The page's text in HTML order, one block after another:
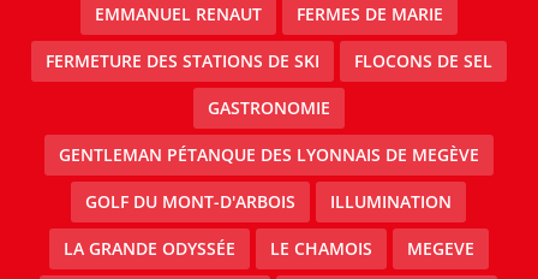
EMMANUEL RENAUT FERMES DE MARIE
FERMETURE DES STATIONS DE SKI FLOCONS DE SEL
GASTRONOMIE
GENTLEMAN PÉTANQUE DES LYONNAIS DE MEGÈVE
GOLF DU MONT-D'ARBOIS ILLUMINATION
LA GRANDE ODYSSÉE LE CHAMOIS MEGEVE